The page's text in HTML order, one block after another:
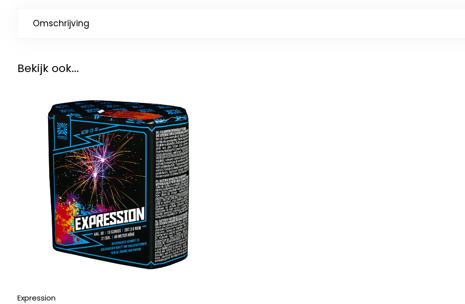
Omschrijving
Bekijk ook...
Expression